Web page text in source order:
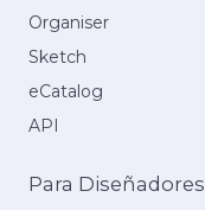
Organiser
Sketch
eCatalog
API
Para Diseñadores